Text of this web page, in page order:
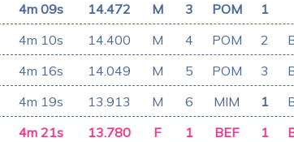
4m 09s 14.472 M 3 POM 1
4m 10s 14.400 M 4 POM 2
4m 16s 14.049 M 5 POM 3
4m 19s 13.913 M 6 MIM 1
4m 21s 13.780 F 1 BEF 1